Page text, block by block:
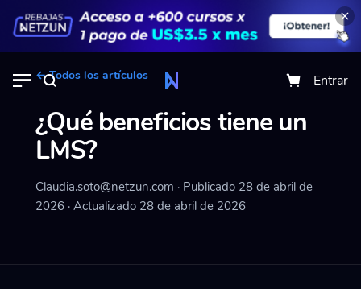
Entrar
← Todos los artículos
¿Qué beneficios tiene un
LMS?
Claudia.soto@netzun.com · Publicado 28 de abril de
2026 · Actualizado 28 de abril de 2026